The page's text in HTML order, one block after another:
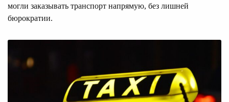
могли заказывать транспорт напрямую, без лишней
бюрократии.